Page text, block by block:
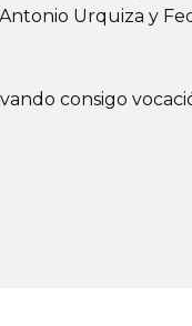
Urquiza y
consigo